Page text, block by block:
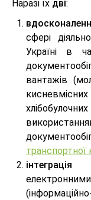
Наразі їх дві:
сфері
Україні в
вантажів
транспортної
інтеграція з